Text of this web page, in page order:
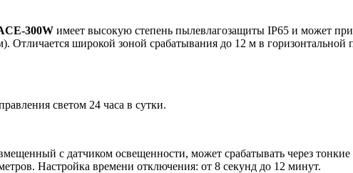
300W имеет высокую степень пылевлагозащиты IP65 и может
Отличается широкой зоной срабатывания до 12 м в
светом 24 часа в сутки.
с датчиком освещенности, может срабатывать через
Настройка времени отключения: от 8 секунд до 12 минут.